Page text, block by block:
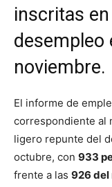
inscritas
desempleo
noviembre.
El informe de
correspondiente al
ligero repunte del
octubre, con 933
frente a las 926 del